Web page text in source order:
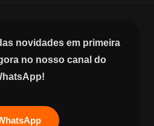
novidades em primeira
no nosso canal do